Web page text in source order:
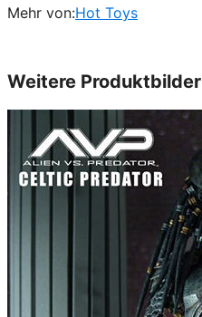
Mehr von:Hot Toys
Weitere Produktbilder